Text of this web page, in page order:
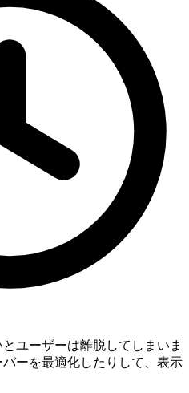
ユーザーは離脱してしまいま
ーを最適化したりして、表示